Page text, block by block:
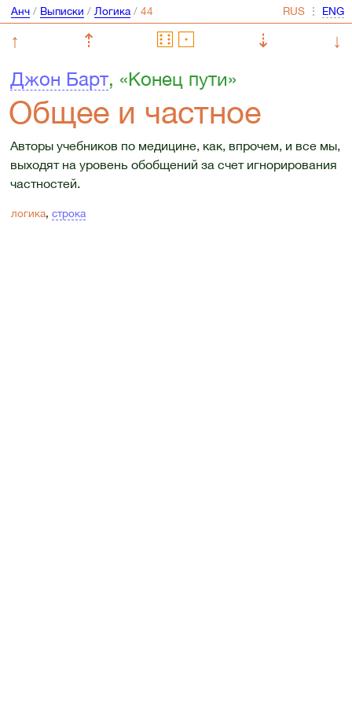
Анч/ Выписки /Логика/ ⋮
↑ ⇡ ⇣
↓
Джон Барт, «Конец пути»
Общее и частное
Авторы учебников по медицине, как, впрочем, и все мы,
выходят на уровень обобщений за счет игнорирования
частностей.
логика, строка